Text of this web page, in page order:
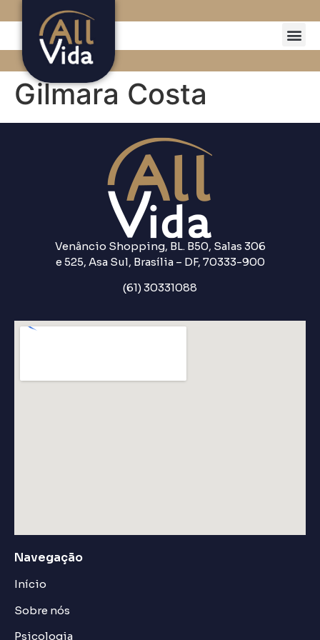
Gilmara Costa
Venâncio Shopping, BL. B50, Salas 306
e 525, Asa Sul, Brasília – DF, 70333-900
(61) 30331088
Navegação
Início
Sobre nós
Psicologia